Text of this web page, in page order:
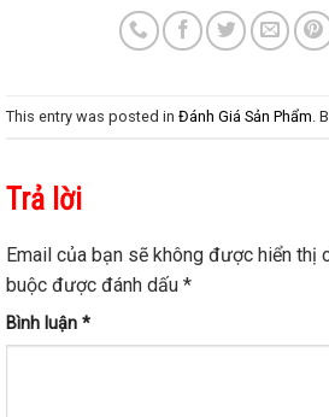
This entry was posted in Đánh Giá Sản Phẩm .
Trả lời
Email của bạn sẽ không được hiển thị
buộc được đánh dấu *
Bình luận *